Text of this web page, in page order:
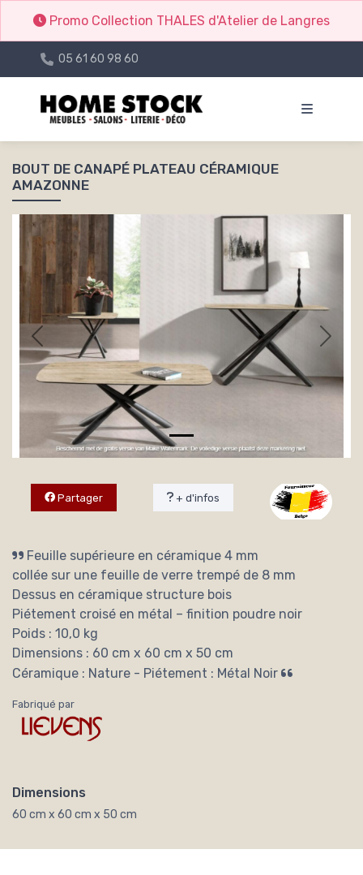
Promo Collection THALES d'Atelier de Langres
05 61 60 98 60
BOUT DE CANAPÉ PLATEAU CÉRAMIQUE
AMAZONNE
Partager + d'infos
Feuille supérieure en céramique 4 mm
collée sur une feuille de verre trempé de 8 mm
Dessus en céramique structure bois
Piétement croisé en métal – finition poudre noir
Poids : 10,0 kg
Dimensions : 60 cm x 60 cm x 50 cm
Céramique : Nature - Piétement : Métal Noir
Fabriqué par
Dimensions
60 cm x 60 cm x 50 cm